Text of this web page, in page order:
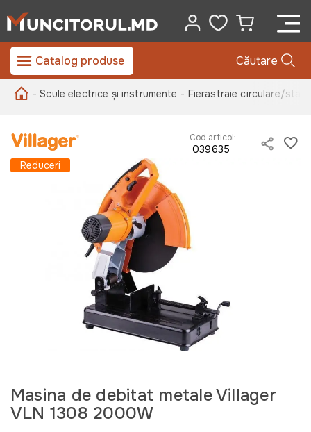
Catalog produse Căutare
- Scule electrice și instrumente - Fierastraie circulare/
Cod articol:
039635
Reduceri
Masina de debitat metale Villager
VLN 1308 2000W